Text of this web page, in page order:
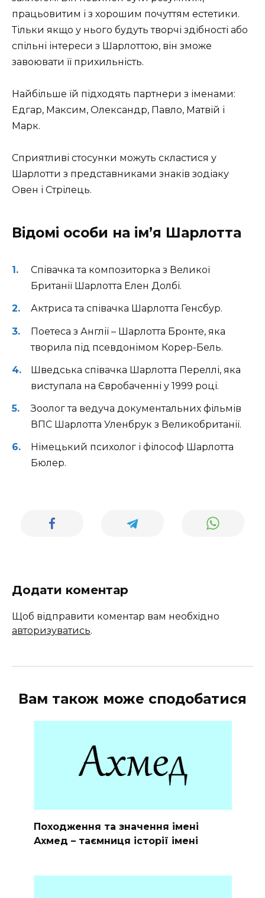
працьовитим і з хорошим почуттям естетики.
Тільки якщо у нього будуть творчі здібності або
спільні інтереси з Шарлоттою, він зможе
завоювати її прихильність.
Найбільше їй підходять партнери з іменами:
Едгар, Максим, Олександр, Павло, Матвій і
Марк.
Сприятливі стосунки можуть скластися у
Шарлотти з представниками знаків зодіаку
Овен і Стрілець.
Відомі особи на ім’я Шарлотта
Співачка та композиторка з Великої
Британії Шарлотта Елен Долбі.
Актриса та співачка Шарлотта Генсбур.
Поетеса з Англії – Шарлотта Бронте, яка
творила під псевдонімом Корер-Бель.
Шведська співачка Шарлотта Переллі, яка
виступала на Євробаченні у 1999 році.
Зоолог та ведуча документальних фільмів
ВПС Шарлотта Уленбрук з Великобританії.
Німецький психолог і філософ Шарлотта
Бюлер.
Додати коментар
Щоб відправити коментар вам необхідно
авторизуватись.
Вам також може сподобатися
Походження та значення імені
Ахмед – таємниця історії імені